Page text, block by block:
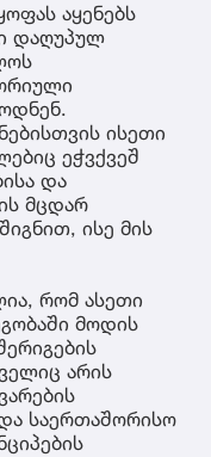
აყენებს
დაღუპულ
ისეთი
ეჭვქვეშ
და
მცდარ
ისე მის
რომ ასეთი
მოდის
არის
საერთაშორისო